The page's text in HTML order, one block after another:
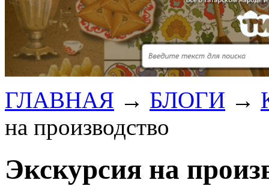
ГЛАВНАЯ → БЛОГИ →
на производство
Экскурсия на